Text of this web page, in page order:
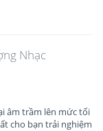
Nhạc
âm trầm lên mức tối
cho bạn trải nghiệm